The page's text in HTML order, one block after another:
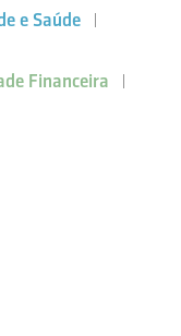
e Saúde
Financeira